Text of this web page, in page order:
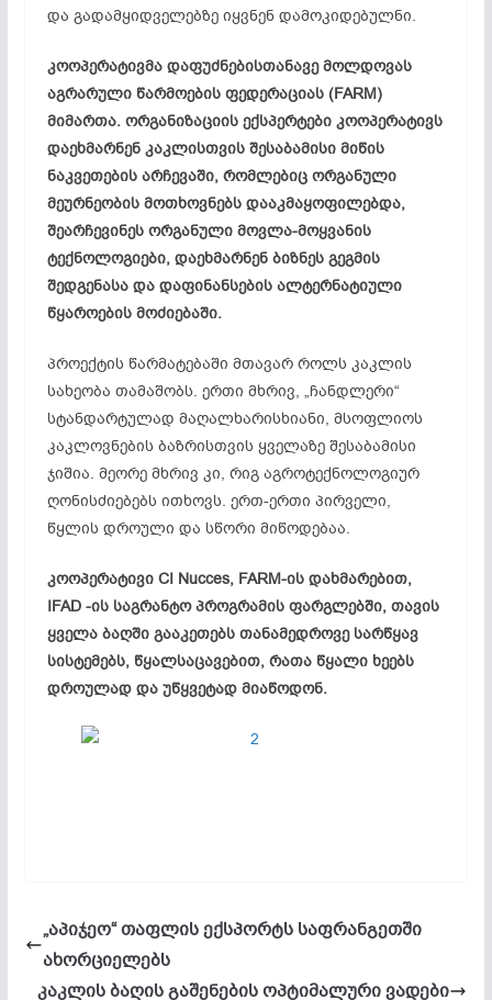
და გადამყიდველებზე იყვნენ დამოკიდებულნი.
კოოპერატივმა დაფუძნებისთანავე მოლდოვას
აგრარული წარმოების ფედერაციას (FARM)
მიმართა. ორგანიზაციის ექსპერტები კოოპერატივს
დაეხმარნენ კაკლისთვის შესაბამისი მიწის
ნაკვეთების არჩევაში, რომლებიც ორგანული
მეურნეობის მოთხოვნებს დააკმაყოფილებდა,
შეარჩევინეს ორგანული მოვლა-მოყვანის
ტექნოლოგიები, დაეხმარნენ ბიზნეს გეგმის
შედგენასა და დაფინანსების ალტერნატიული
წყაროების მოძიებაში.
პროექტის წარმატებაში მთავარ როლს კაკლის
სახეობა თამაშობს. ერთი მხრივ, „ჩანდლერი“
სტანდარტულად მაღალხარისხიანი, მსოფლიოს
კაკლოვნების ბაზრისთვის ყველაზე შესაბამისი
ჯიშია. მეორე მხრივ კი, რიგ აგროტექნოლოგიურ
ღონისძიებებს ითხოვს. ერთ-ერთი პირველი,
წყლის დროული და სწორი მიწოდებაა.
კოოპერატივი CI Nucces, FARM-ის დახმარებით,
IFAD -ის საგრანტო პროგრამის ფარგლებში, თავის
ყველა ბაღში გააკეთებს თანამედროვე სარწყავ
სისტემებს, წყალსაცავებით, რათა წყალი ხეებს
დროულად და უწყვეტად მიაწოდონ.
„აპიჯეო“ თაფლის ექსპორტს საფრანგეთში
ახორციელებს
კაკლის ბაღის გაშენების ოპტიმალური ვადები